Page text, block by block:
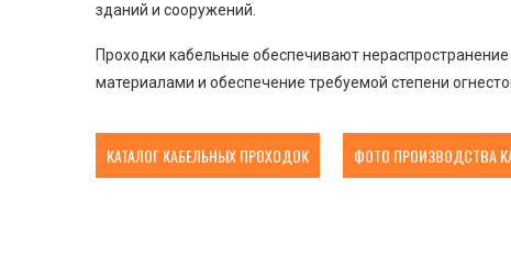
зданий и сооружений.
Проходки кабельные обеспечивают
материалами и обеспечение требуемой степени
КАТАЛОГ КАБЕЛЬНЫХ ПРОХОДОК ФОТО ПРОИЗВОДСТВА